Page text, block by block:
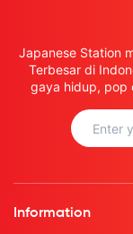
Japanese Station
Terbesar di
gaya hidup, pop
Information